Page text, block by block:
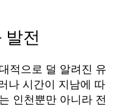
전
적으로 덜 알려진 유
나 시간이 지남에 따
인천뿐만 아니라 전